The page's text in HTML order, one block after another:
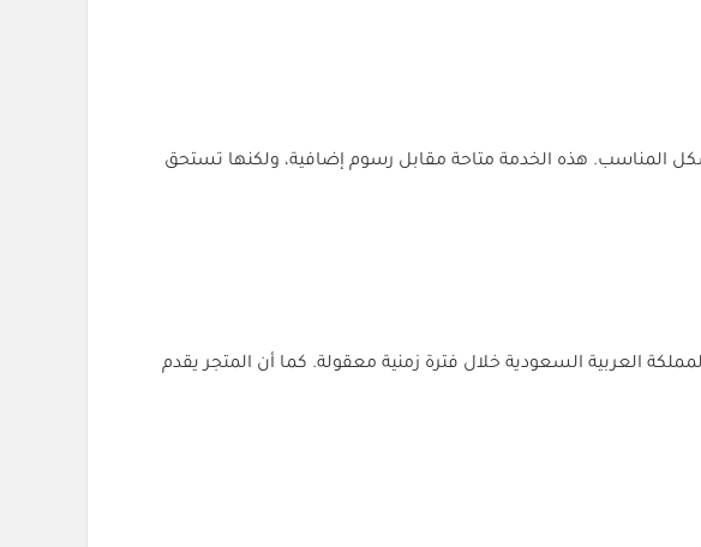
المناسب. هذه الخدمة متاحة مقابل رسوم إضافية، ولكنها تستحق
العربية السعودية خلال فترة زمنية معقولة. كما أن المتجر يقدم